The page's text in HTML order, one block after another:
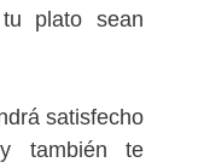
plato sean
satisfecho
también te